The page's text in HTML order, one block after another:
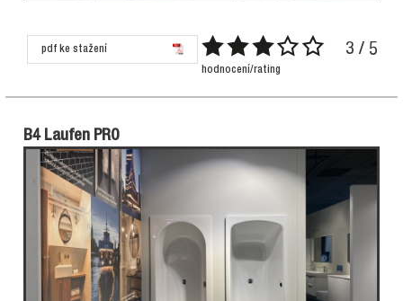
pdf ke stažení 3 / 5
hodnocení/rating
B4 Laufen PRO